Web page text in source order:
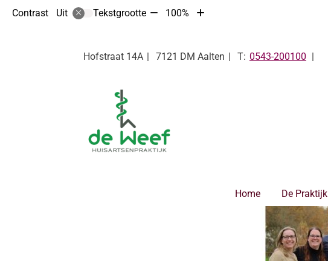
Contrast Uit Tekstgrootte Tekst
10%
100%
Tekst
10%
Hofstraat 14A 7121 DM Aalten Tel:
0543-200100
Home
De Praktijk